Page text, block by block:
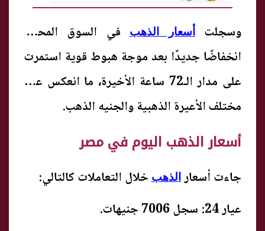
وسجلت أسعار الذهبفي السوق المحلية
انخفاضًا جديدًا بعد موجة هبوط قوية استمرت
على مدار الـ72 ساعة الأخيرة، ما انعكس على
مختلف الأعيرة الذهبية والجنيه الذهب.
أسعار الذهب اليوم في مصر
جاءت أسعار الذهب خلال التعاملات كالتالي:
عيار 24: سجل 7006 جنيهات.